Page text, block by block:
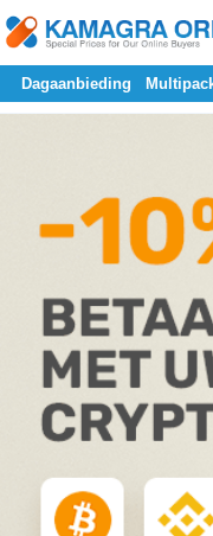
Dagaanbieding